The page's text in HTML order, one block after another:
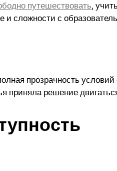
путешествовать,
и сложности с
прозрачность условий
приняла решение